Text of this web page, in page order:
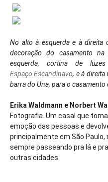
No alto à esquerda e à direita
decoração do casamento na
esquerda, cortina de
Espaço Escandinavo, e à
barra do Una, para o casamento
Erika Waldmann e Norbert
Fotografia. Um casal que
emoção das pessoas e
principalmente em São
sempre passeando pra lá e
outras cidades.